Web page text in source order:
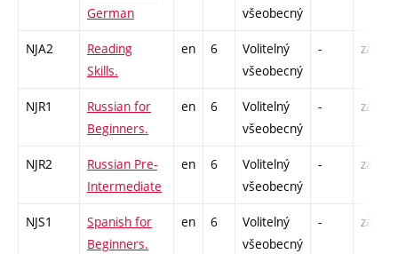
German
všeobecný
NJA2
Reading
Skills.
en 6
Volitelný
všeobecný
- zá,zk
NJR1
Russian for
Beginners.
en 6
Volitelný
všeobecný
- zá,zk
NJR2
Russian Pre-
Intermediate
en 6
Volitelný
všeobecný
- zá,zk
NJS1
Spanish for
Beginners.
en 6
Volitelný
všeobecný
- zá,zk